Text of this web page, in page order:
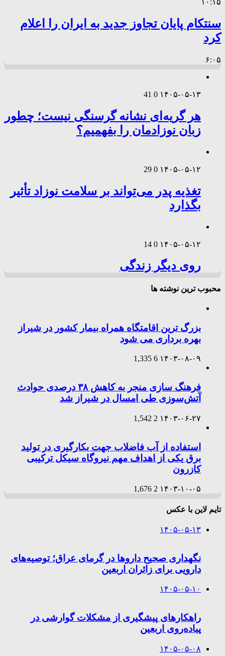
۱۰:۱۵
سنتکام پایان تجاوز جدید به ایران را اعلام
کرد
۶:۰۵
۱۴۰۵-۰۵-۱۳ 0
41
هر گریه‌ای نشانه گرسنگی نیست؛ چطور
زبان نوزادمان را بفهمیم؟
۱۴۰۵-۰۵-۱۲ 0
29
تغذیه پدر می‌تواند بر سلامت نوزاد تأثیر
بگذارد
۱۴۰۵-۰۵-۱۲ 0
14
روی دیگر زندگی
محبوب ترین نوشته ها
بزرگ ترین اقامتگاه همراه بیمار کشور در شیراز
بهره برداری می شود
۱۴۰۳-۰۸-۰۹ 6
1,335
فرهنگ سازی منجر به کاهش ۳۸ درصدی حوادث
آتش‌سوزی طی امسال در شیراز شد
۱۴۰۳-۰۶-۲۷ 2
1,542
استفاده از آب فاضلاب جهت بکارگیری در تولید
برق یکی از اهداف مهم نیروگاه سیکل ترکیبی
کازرون
۱۴۰۳-۱۰-۰۵ 2
1,676
تایم لاین با عکس
۱۴۰۵-۰۵-۱۳
نگهداری صحیح داروها در گرمای عراق؛ توصیه‌های
دارویی برای زائران اربعین
۱۴۰۵-۰۵-۱۰
راهکارهای پیشگیری از مشکلات گوارشی در
پیاده‌روی اربعین
۱۴۰۵-۰۵-۰۸